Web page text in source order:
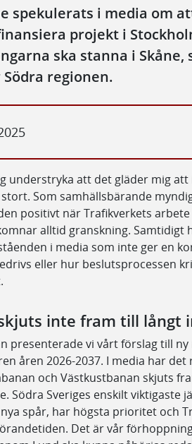
spekulerats i media om
projekt i
ska stanna i Skåne,
regionen.
understryka att det gläder mig
Som samhällsbärande
positivt när Trafikverkets
alltid granskning. Samtidigt
i media som inte ger en
eller hur beslutsprocessen
inte fram till långt
presenterade vi vårt förslag till
åren 2026-2037. I media har
och Västkustbanan skjuts
Södra Sveriges enskilt viktigaste
spår, har högsta prioritet och
Det är vår